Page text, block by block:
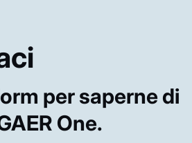
per saperne di
One.